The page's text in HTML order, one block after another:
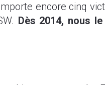
encore cinq
Dès 2014, nous